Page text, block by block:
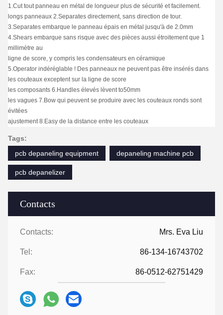
Contacts
Contacts: Mrs. Eva Liu
Tel: 86-134-16743702
Fax: 86-0512-62751429
1.Cut tout panneau en métal de longueur plus de sécurité et facilement.
longs panneaux 2.Separates directement, sans direction de tour.
3.Separates embarque le panneau épais en métal jusqu'à de 2.0mm
4.Shears embarque sans risque avec des pièces aussi étroitement que 1
millimètre au
ligne de score, y compris les condensateurs en céramique
5.Operator indéréglable ! Des panneaux ne peuvent pas être insérés dans
les couteaux exceptent sur la ligne de score
les composants 6.Handles élevés lèvent to50mm
les vagues 7.Bow qui peuvent se produire avec les couteaux ronds sont
évitées
ajustement 8.Easy de la distance entre les couteaux
Tags:
pcb depaneling equipment
depaneling machine pcb
pcb depanelizer